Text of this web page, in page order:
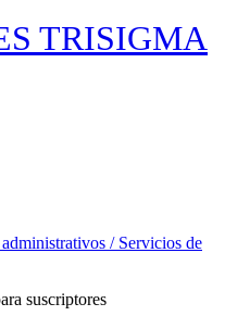
TRISIGMA
/ Servicios de
suscriptores